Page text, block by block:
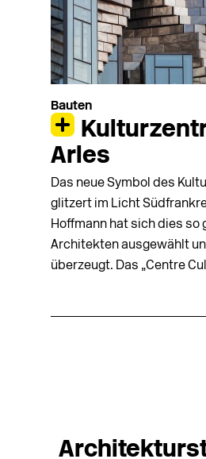
Bauten
Arles
Das neue Symbol des
glitzert im Licht
Hoffmann hat sich dies so
Architekten ausgewählt
überzeugt. Das „Centre